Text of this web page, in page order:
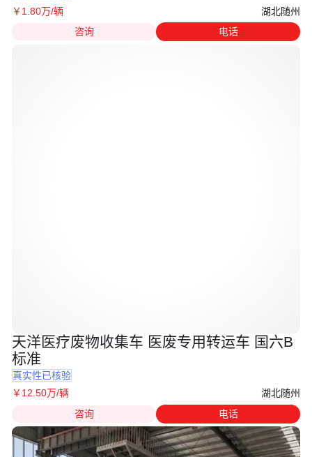
￥ 1 .80万/辆
湖北随州
咨询
电话
天洋医疗废物收集车 医废专用转运车 国六B
标准
真实性已核验
￥ 12 .50万/辆
湖北随州
咨询
电话